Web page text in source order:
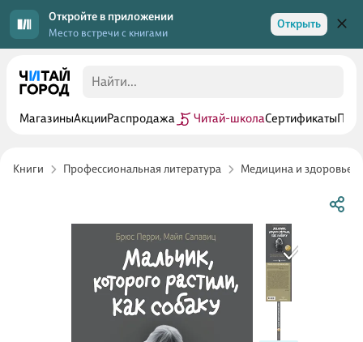
Откройте в приложении
Место встречи с книгами
Открыть
МагазиныАкцииРаспродажа Читай-школаСертификаты
Книги Профессиональная литература Медицина и здоровье